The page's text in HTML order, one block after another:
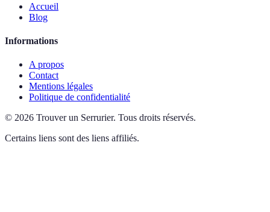
Accueil
Blog
Informations
A propos
Contact
Mentions légales
Politique de confidentialité
© 2026 Trouver un Serrurier. Tous droits réservés.
Certains liens sont des liens affiliés.